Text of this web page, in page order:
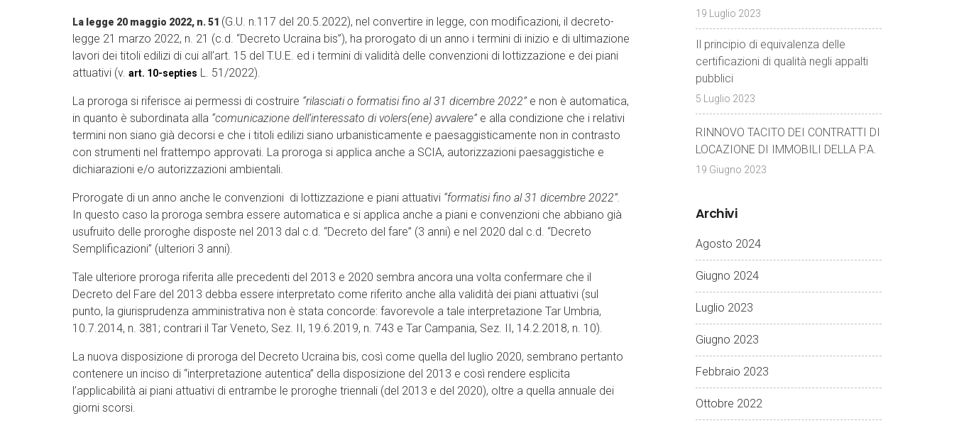
La legge 20 maggio 2022, n. 51 (G.U. n.117 del 20.5.2022), nel convertire in legge, con modificazioni, il decreto-
legge 21 marzo 2022, n. 21 (c.d. “Decreto Ucraina bis”), ha prorogato di un anno i termini di inizio e di ultimazione
lavori dei titoli edilizi di cui all’art. 15 del T.U.E. ed i termini di validità delle convenzioni di lottizzazione e dei piani
attuativi (v. art. 10-septies L. 51/2022).
La proroga si riferisce ai permessi di costruire “rilasciati o formatisi fino al 31 dicembre 2022”e non è automatica,
in quanto è subordinata alla “comunicazione dell’interessato di volers(ene) avvalere”e alla condizione che i relativi
termini non siano già decorsi e che i titoli edilizi siano urbanisticamente e paesaggisticamente non in contrasto
con strumenti nel frattempo approvati. La proroga si applica anche a SCIA, autorizzazioni paesaggistiche e
dichiarazioni e/o autorizzazioni ambientali.
Prorogate di un anno anche le convenzioni di lottizzazione e piani attuativi “formatisi fino al 31 dicembre 2022”.
In questo caso la proroga sembra essere automatica e si applica anche a piani e convenzioni che abbiano già
usufruito delle proroghe disposte nel 2013 dal c.d. “Decreto del fare” (3 anni) e nel 2020 dal c.d. “Decreto
Semplificazioni” (ulteriori 3 anni).
Tale ulteriore proroga riferita alle precedenti del 2013 e 2020 sembra ancora una volta confermare che il
Decreto del Fare del 2013 debba essere interpretato come riferito anche alla validità dei piani attuativi (sul
punto, la giurisprudenza amministrativa non è stata concorde: favorevole a tale interpretazione Tar Umbria,
10.7.2014, n. 381; contrari il Tar Veneto, Sez. II, 19.6.2019, n. 743 e Tar Campania, Sez. II, 14.2.2018, n. 10).
La nuova disposizione di proroga del Decreto Ucraina bis, così come quella del luglio 2020, sembrano pertanto
contenere un inciso di “interpretazione autentica” della disposizione del 2013 e così rendere esplicita
l’applicabilità ai piani attuativi di entrambe le proroghe triennali (del 2013 e del 2020), oltre a quella annuale dei
giorni scorsi.
19 Luglio 2023
Il principio di equivalenza delle
certificazioni di qualità negli appalti
pubblici
5 Luglio 2023
RINNOVO TACITO DEI CONTRATTI DI
LOCAZIONE DI IMMOBILI DELLA P.A.
19 Giugno 2023
Archivi
Agosto 2024
Giugno 2024
Luglio 2023
Giugno 2023
Febbraio 2023
Ottobre 2022